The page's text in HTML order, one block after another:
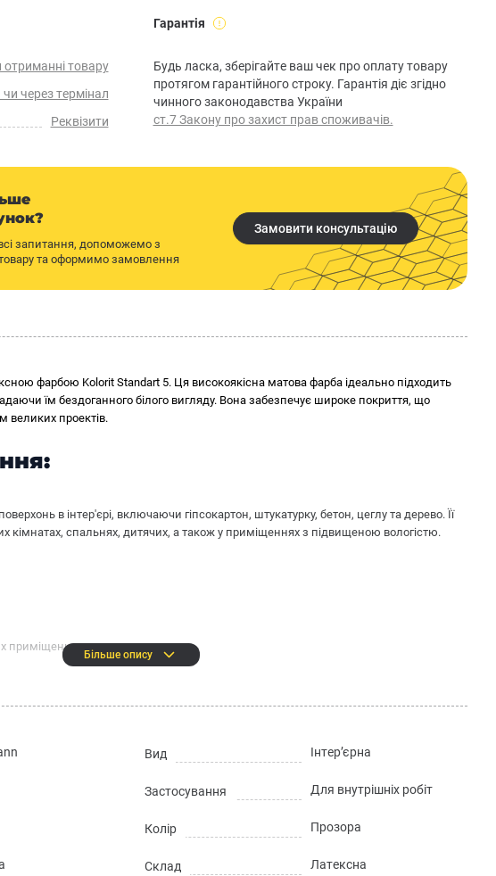
отриманні товару
через термінал
Реквізити
Гарантія
Будь ласка, зберігайте ваш чек про оплату товару
протягом гарантійного строку. Гарантія діє згідно
чинного законодавства України
ст.7 Закону про захист прав споживачів.
запитання, допоможемо з
та оформимо замовлення
Замовити консультацію
фарбою Kolorit Standart 5. Ця високоякісна матова фарба ідеально підходить
їм бездоганного білого вигляду. Вона забезпечує широке покриття, що
великих проектів.
в інтер'єрі, включаючи гіпсокартон, штукатурку, бетон, цеглу та дерево. Її
кімнатах, спальнях, дитячих, а також у приміщеннях з підвищеною вологістю.
приміщеннях
Більше опису
Вид Інтер’єрна
Застосування Для внутрішніх робіт
Колір Прозора
Склад Латексна